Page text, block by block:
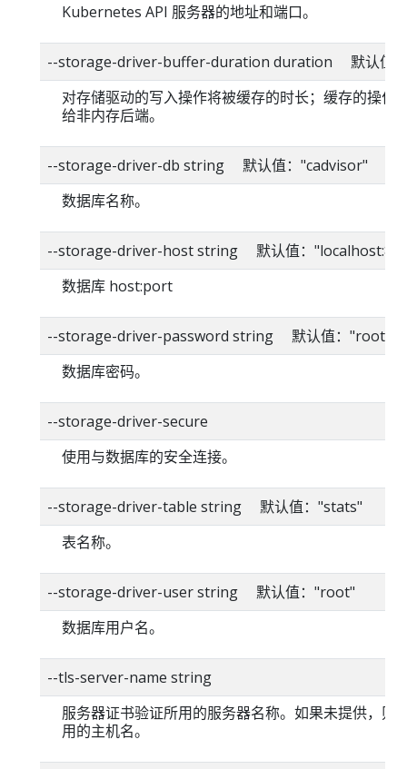
Kubernetes API 服务器的地址和端口。
--storage-driver-buffer-duration duration 默认值
对存储驱动的写入操作将被缓存的时长；缓存的操作
给非内存后端。
--storage-driver-db string 默认值："cadvisor"
数据库名称。
--storage-driver-host string 默认值：
数据库 host:port
--storage-driver-password string 默认值："root"
数据库密码。
--storage-driver-secure
使用与数据库的安全连接。
--storage-driver-table string 默认值："stats"
表名称。
--storage-driver-user string 默认值："root"
数据库用户名。
--tls-server-name string
服务器证书验证所用的服务器名称。如果未提供，则
用的主机名。